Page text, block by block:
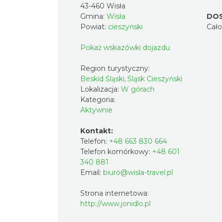
43-460 Wisła
Gmina: Wisła
Powiat: cieszyński
Pokaż wskazówki dojazdu
Region turystyczny:
Beskid Śląski, Śląsk Cieszyński
Lokalizacja: W górach
Kategoria:
Aktywnie
Kontakt:
Telefon: +48 663 830 664
Telefon komórkowy: +48 601
340 881
Email: biuro@wisla-travel.pl
Strona internetowa:
http://www.jonidlo.pl